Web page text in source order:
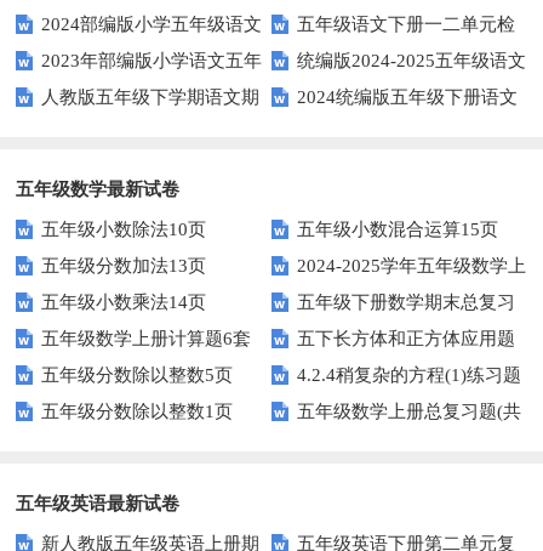
试题及参考答案
年级语文上册期中试卷
2024部编版小学五年级语文
下学期期末测试卷
五年级语文下册一二单元检
测题
2023年部编版小学语文五年
级下册期末模拟题
统编版2024-2025五年级语文
第一学期期末测试卷
人教版五年级下学期语文期
2024统编版五年级下册语文
五年级数学最新试卷
五年级小数除法10页
五年级小数混合运算15页
五年级分数加法13页
2024-2025学年五年级数学上
册期末素养测评卷（考试版A4
人教版）
五年级小数乘法14页
五年级下册数学期末总复习
题——选择题专项练习
五年级数学上册计算题6套
五下长方体和正方体应用题
专项训练
五年级分数除以整数5页
4.2.4稍复杂的方程(1)练习题
及答案
五年级分数除以整数1页
五年级数学上册总复习题(共
五年级英语最新试卷
新人教版五年级英语上册期 五年级英语下册第二单元复